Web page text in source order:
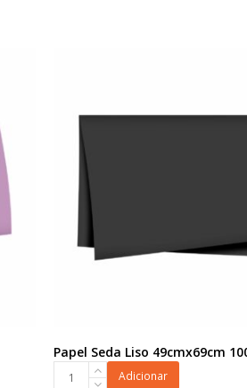
Papel Seda Liso 49cmx69cm
Adicionar